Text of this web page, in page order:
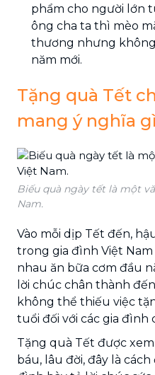
phẩm cho người lớn
ông cha ta thì mèo
thương nhưng
năm mới.
Tặng quà Tết
mang ý nghĩa
Biếu quà ngày tết là một
Nam.
Vào mỗi dịp Tết đến,
trong gia đình Việt
nhau ăn bữa cơm đầu
lời chúc chân thành
không thể thiếu việc
tuổi đối với các gia đình
Tặng quà Tết được
báu, lâu đời, đây là